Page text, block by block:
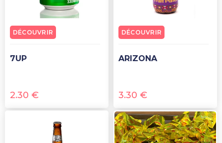
7UP
2.30 €
DÉCOUVRIR
ARIZONA
3.30 €
DÉCOUVRIR